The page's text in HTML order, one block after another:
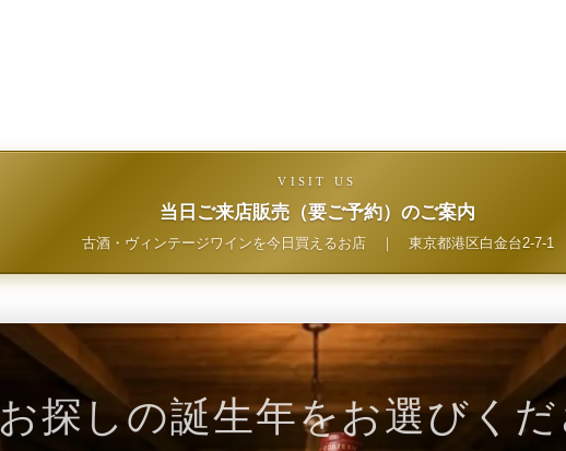
VISIT US
当日ご来店販売（要ご予約）のご案内
古酒・ヴィンテージワインを今日買えるお店｜ 東京都港区白金台2-7-1
お探しの誕生年をお選びく